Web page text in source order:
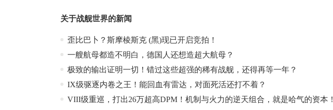
关于战舰世界的新闻
歪比巴卜？斯摩棱斯克 (黑)现已开启竞拍！
一艘航母都造不明白，德国人还想造超大航母？
极致的输出证明一切！错过这些超强的稀有战舰，还得再等一年？
IX级驱逐内卷之王！能回血有雷达，对面死活还打不着？
VIII级重巡，打出26万超高DPM！机制与火力的逆天组合，就是哈气的资本！